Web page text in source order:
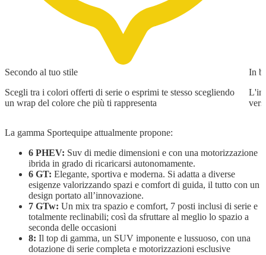
Secondo al tuo stile
Scegli tra i colori offerti di serie o esprimi te stesso scegliendo
un wrap del colore che più ti rappresenta
In
La gamma Sportequipe attualmente propone:
6 PHEV: Suv di medie dimensioni e con una motorizzazione
ibrida in grado di ricaricarsi autonomamente.
6 GT: Elegante, sportiva e moderna. Si adatta a diverse
esigenze valorizzando spazi e comfort di guida, il tutto con un
design portato all’innovazione.
7 GTw: Un mix tra spazio e comfort, 7 posti inclusi di serie e
totalmente reclinabili; così da sfruttare al meglio lo spazio a
seconda delle occasioni
8: Il top di gamma, un SUV imponente e lussuoso, con una
dotazione di serie completa e motorizzazioni esclusive